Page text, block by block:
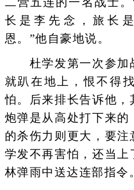
长是李先念，旅长
恩。”他自豪地说。
杜学发第一次参加
就趴在地上，恨不得
怕。后来排长告诉他
炮弹是从高处打下来
的杀伤力则更大，要
学发不再害怕，还当
林弹雨中送达连部指令